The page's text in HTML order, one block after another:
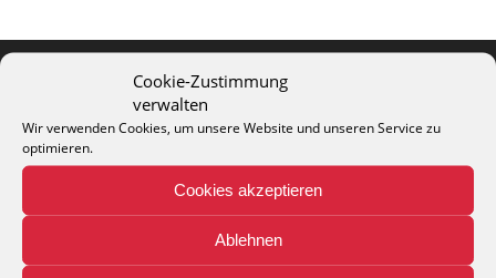
Cookie-Zustimmung
verwalten
Wir verwenden Cookies, um unsere Website und unseren Service zu
optimieren.
Cookies akzeptieren
Ablehnen
THEO KELLER GMBH
Lohackerstr. 30
44867 Bochum
phone: + 49 (2327) 3083 - 20